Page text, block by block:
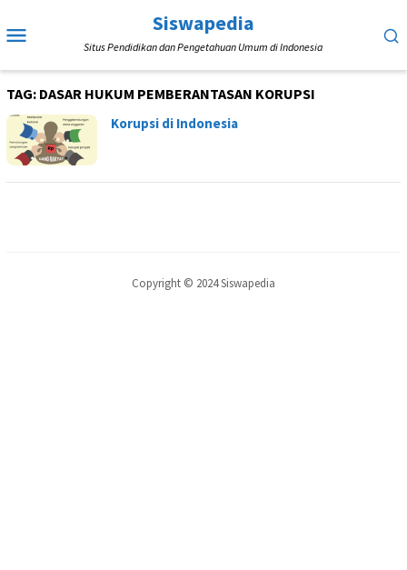
ke
Mobile
Siswapedia
Situs Pendidikan dan Pengetahuan Umum di Indonesia
TAG: DASAR HUKUM PEMBERANTASAN KORUPSI
Korupsi di Indonesia
Copyright © 2024 Siswapedia